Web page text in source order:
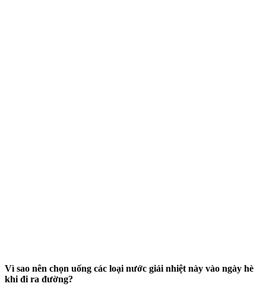
Vì sao nên chọn uống các loại nước giải nhiệt này vào ngày hè
khi đi ra đường?